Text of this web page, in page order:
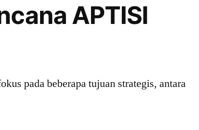
APTISI
pada beberapa tujuan strategis, antara